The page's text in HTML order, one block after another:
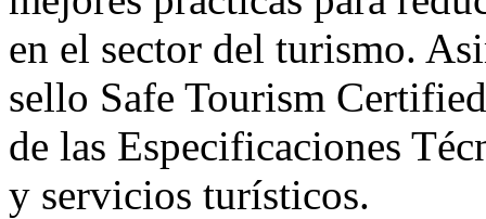
en el sector del turismo.
sello Safe Tourism
de las Especificaciones
y servicios turísticos.